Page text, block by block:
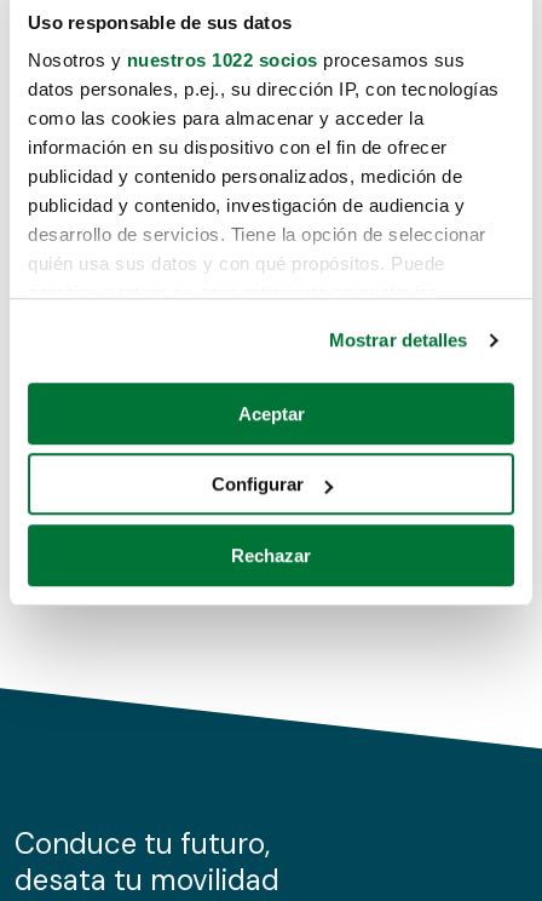
Uso responsable de sus datos
Nosotros y nuestros 1022 socios procesamos sus
datos personales, p.ej., su dirección IP, con tecnologías
como las cookies para almacenar y acceder la
información en su dispositivo con el fin de ofrecer
publicidad y contenido personalizados, medición de
publicidad y contenido, investigación de audiencia y
desarrollo de servicios. Tiene la opción de seleccionar
quién usa sus datos y con qué propósitos. Puede
Si lo permite, también quisiéramos:
Recopilar información sobre su ubicación geográfica
Identificar su dispositivo analizándolo activamente
para buscar características específicas (huellas
Obtenga más información sobre cómo se procesan sus
de cookies.
información sobre el uso que haga del sitio web con
nuestros partners de redes sociales, publicidad y análisis
Mostrar detalles
Aceptar
Configurar
Rechazar
Lo sentimos, no sabemos como
te hemos traido hasta aquí.
Pero puedes encontrar el coche que estás
buscando en alguno de estos enlaces:
Coches de segunda mano
Coches de km0
Conduce tu futuro,
desata tu movilidad